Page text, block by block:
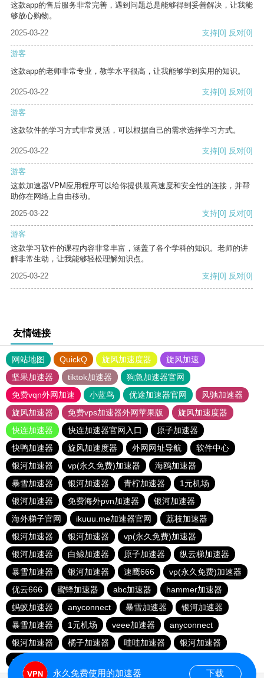
这款app的售后服务非常完善，遇到问题总是能够得到妥善解决，让我能
够放心购物。
2025-03-22
支持[0] 反对[0]
游客
这款app的老师非常专业，教学水平很高，让我能够学到实用的知识。
2025-03-22 支持[0] 反对[0]
游客
这款软件的学习方式非常灵活，可以根据自己的需求选择学习方式。
2025-03-22 支持[0] 反对[0]
游客
这款加速器VPM应用程序可以给你提供最高速度和安全性的连接，并帮
助你在网络上自由移动。
2025-03-22
支持[0] 反对[0]
游客
这款学习软件的课程内容非常丰富，涵盖了各个学科的知识。老师的讲
解非常生动，让我能够轻松理解知识点。
2025-03-22
支持[0] 反对[0]
友情链接
网站地图 QuickQ 旋风加速度器
旋风加速
坚果加速器
tiktok加速器
狗急加速器官网
免费vqn外网加速
小蓝鸟 优途加速器官网
风驰加速器
旋风加速器
免费vps加速器外网苹果版
旋风加速度器
快连加速器
快连加速器官网入口
原子加速器
快鸭加速器
旋风加速度器 外网网址导航
软件中心
银河加速器
vp(永久免费)加速器
海鸥加速器
暴雪加速器
银河加速器 青柠加速器
1元机场
银河加速器
免费海外pvn加速器
银河加速器
海外梯子官网
ikuuu.me加速器官网
荔枝加速器
银河加速器
银河加速器
vp(永久免费)加速器
银河加速器
白鲸加速器 原子加速器
纵云梯加速器
暴雪加速器
银河加速器 速鹰666
vp(永久免费)加速器
优云666
蜜蜂加速器 abc加速器
hammer加速器
蚂蚁加速器
anyconnect 暴雪加速器
银河加速器
暴雪加速器
1元机场 veee加速器
anyconnect
银河加速器
橘子加速器 哇哇加速器
银河加速器
anyconnect
永久免费使用的加速器 下载